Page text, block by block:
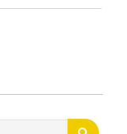
disse hoje em
o ano
três bilhões de
alas, mais de
rurais.